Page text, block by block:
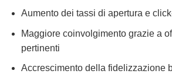
Aumento dei tassi di apertura e
Maggiore coinvolgimento grazie a
pertinenti
Accrescimento della fidelizzazione